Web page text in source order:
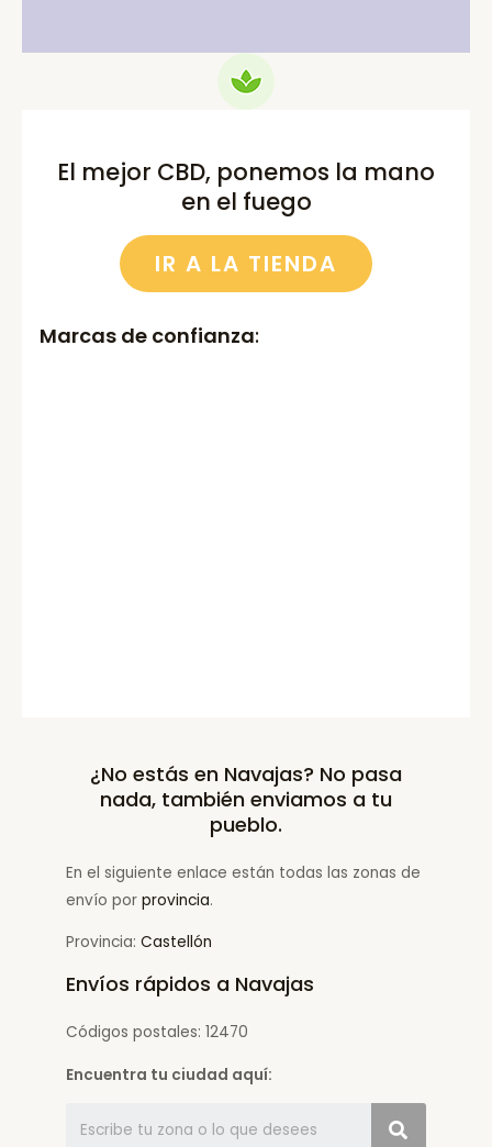
El mejor CBD, ponemos la mano
en el fuego
IR A LA TIENDA
Marcas de confianza:
¿No estás en Navajas? No pasa
nada, también enviamos a tu
pueblo.
En el siguiente enlace están todas las zonas de
envío por provincia.
Provincia: Castellón
Envíos rápidos a Navajas
Códigos postales: 12470
Encuentra tu ciudad aquí: